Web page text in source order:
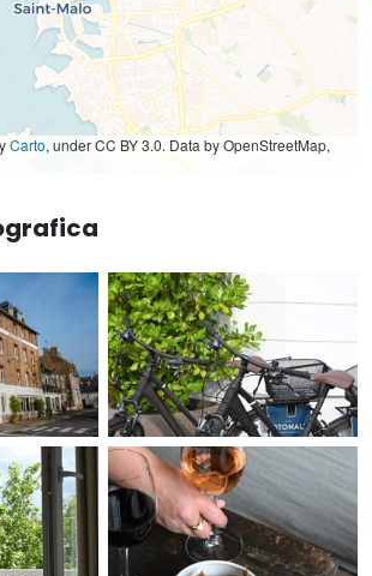
Carto, under CC BY 3.0. Data by OpenStreetMap,